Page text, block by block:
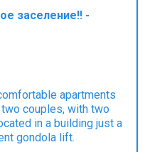
заселение!! -
apartments
couples, with two
in a building just a
gondola lift.